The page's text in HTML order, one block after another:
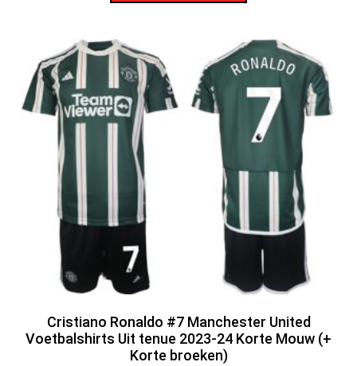
Cristiano Ronaldo #7 Manchester United
Voetbalshirts Uit tenue 2023-24 Korte Mouw (+
Korte broeken)